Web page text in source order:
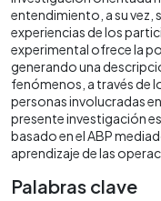
entendimiento, a su vez,
experiencias de los
experimental ofrece la
generando una
fenómenos, a través de
personas involucradas
presente investigación
basado en el ABP
aprendizaje de las
Palabras clave